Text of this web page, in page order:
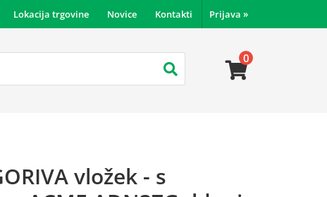
Prijava »
Lokacija trgovine Novice Kontakti
0
vložek - s